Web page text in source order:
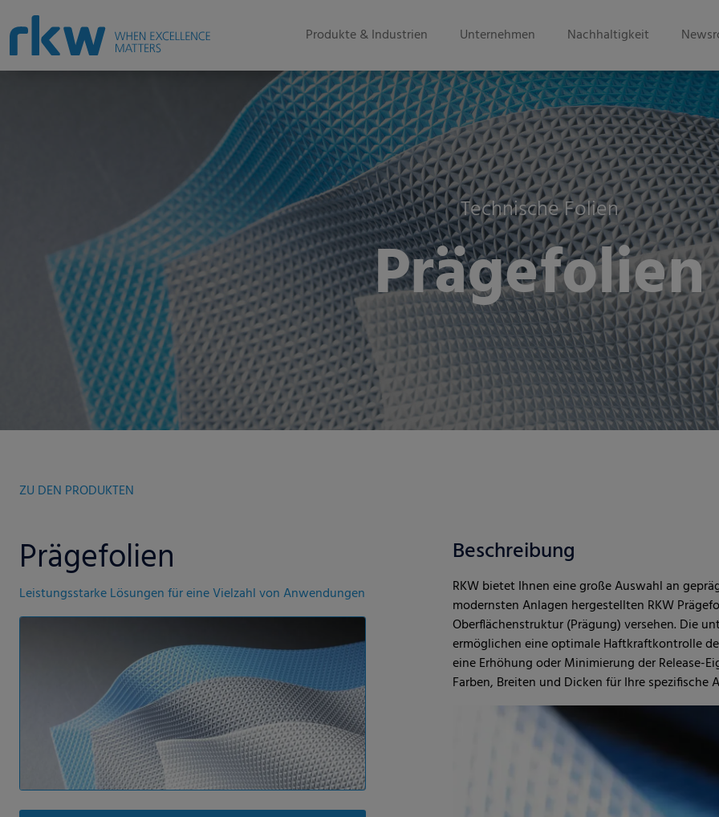
Produkte & Industrien Unternehmen Nachhaltigkeit
Technische Folien
Prägefolien
ZU DEN PRODUKTEN
Prägefolien
Leistungsstarke Lösungen für eine Vielzahl von Anwendungen
Beschreibung
RKW bietet Ihnen eine große Auswahl an
modernsten Anlagen hergestellten RKW
Oberflächenstruktur (Prägung) versehen. Die
ermöglichen eine optimale Haftkraftkontrolle
eine Erhöhung oder Minimierung der Release-
Farben, Breiten und Dicken für Ihre spezifische